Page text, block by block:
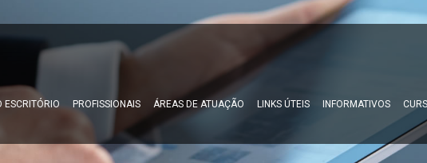
ESCRITÓRIO PROFISSIONAIS ÁREAS DE ATUAÇÃO LINKS ÚTEIS INFORMATIVOS